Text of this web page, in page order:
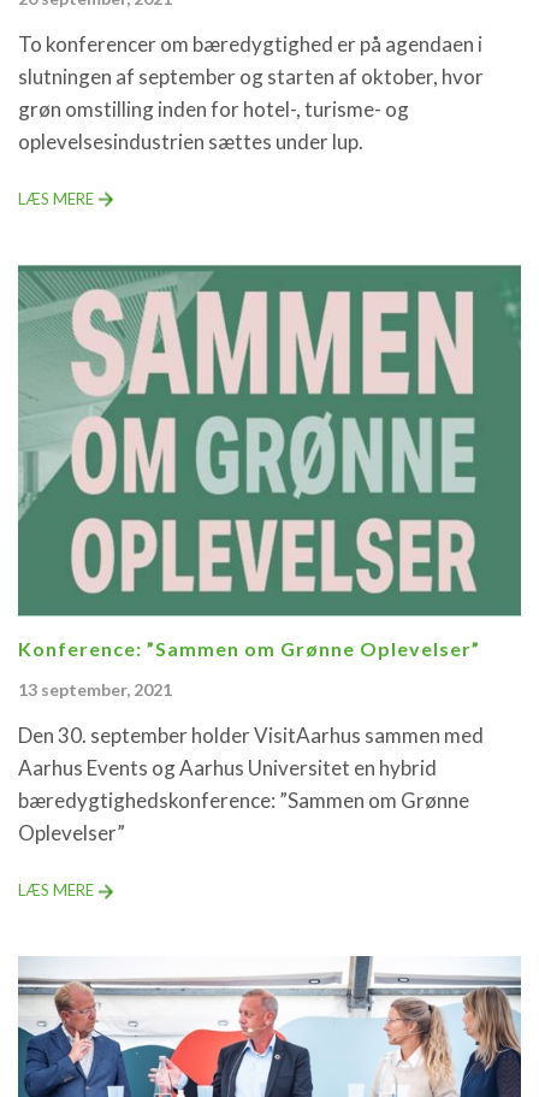
To konferencer om bæredygtighed er på agendaen i
slutningen af september og starten af oktober, hvor
grøn omstilling inden for hotel-, turisme- og
oplevelsesindustrien sættes under lup.
LÆS MERE
Konference: ”Sammen om Grønne Oplevelser”
13 september, 2021
Den 30. september holder VisitAarhus sammen med
Aarhus Events og Aarhus Universitet en hybrid
bæredygtighedskonference: ”Sammen om Grønne
Oplevelser”
LÆS MERE